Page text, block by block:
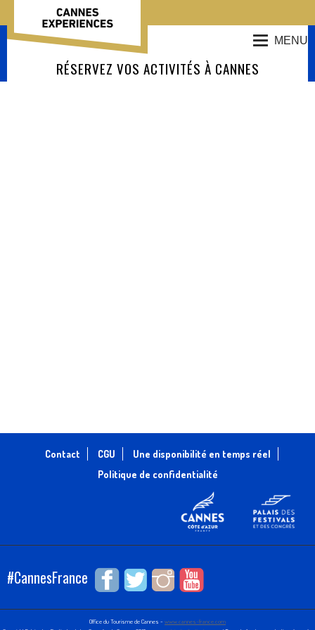
MENU
RÉSERVEZ VOS ACTIVITÉS À CANNES
Contact CGU
Une disponibilité en temps réel
Politique de confidentialité
#CannesFrance
Office du Tourisme de Cannes - www.cannes-france.com